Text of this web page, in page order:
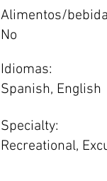
Alimentos/
No
Idiomas:
Spanish, English
Specialty:
Recreational,